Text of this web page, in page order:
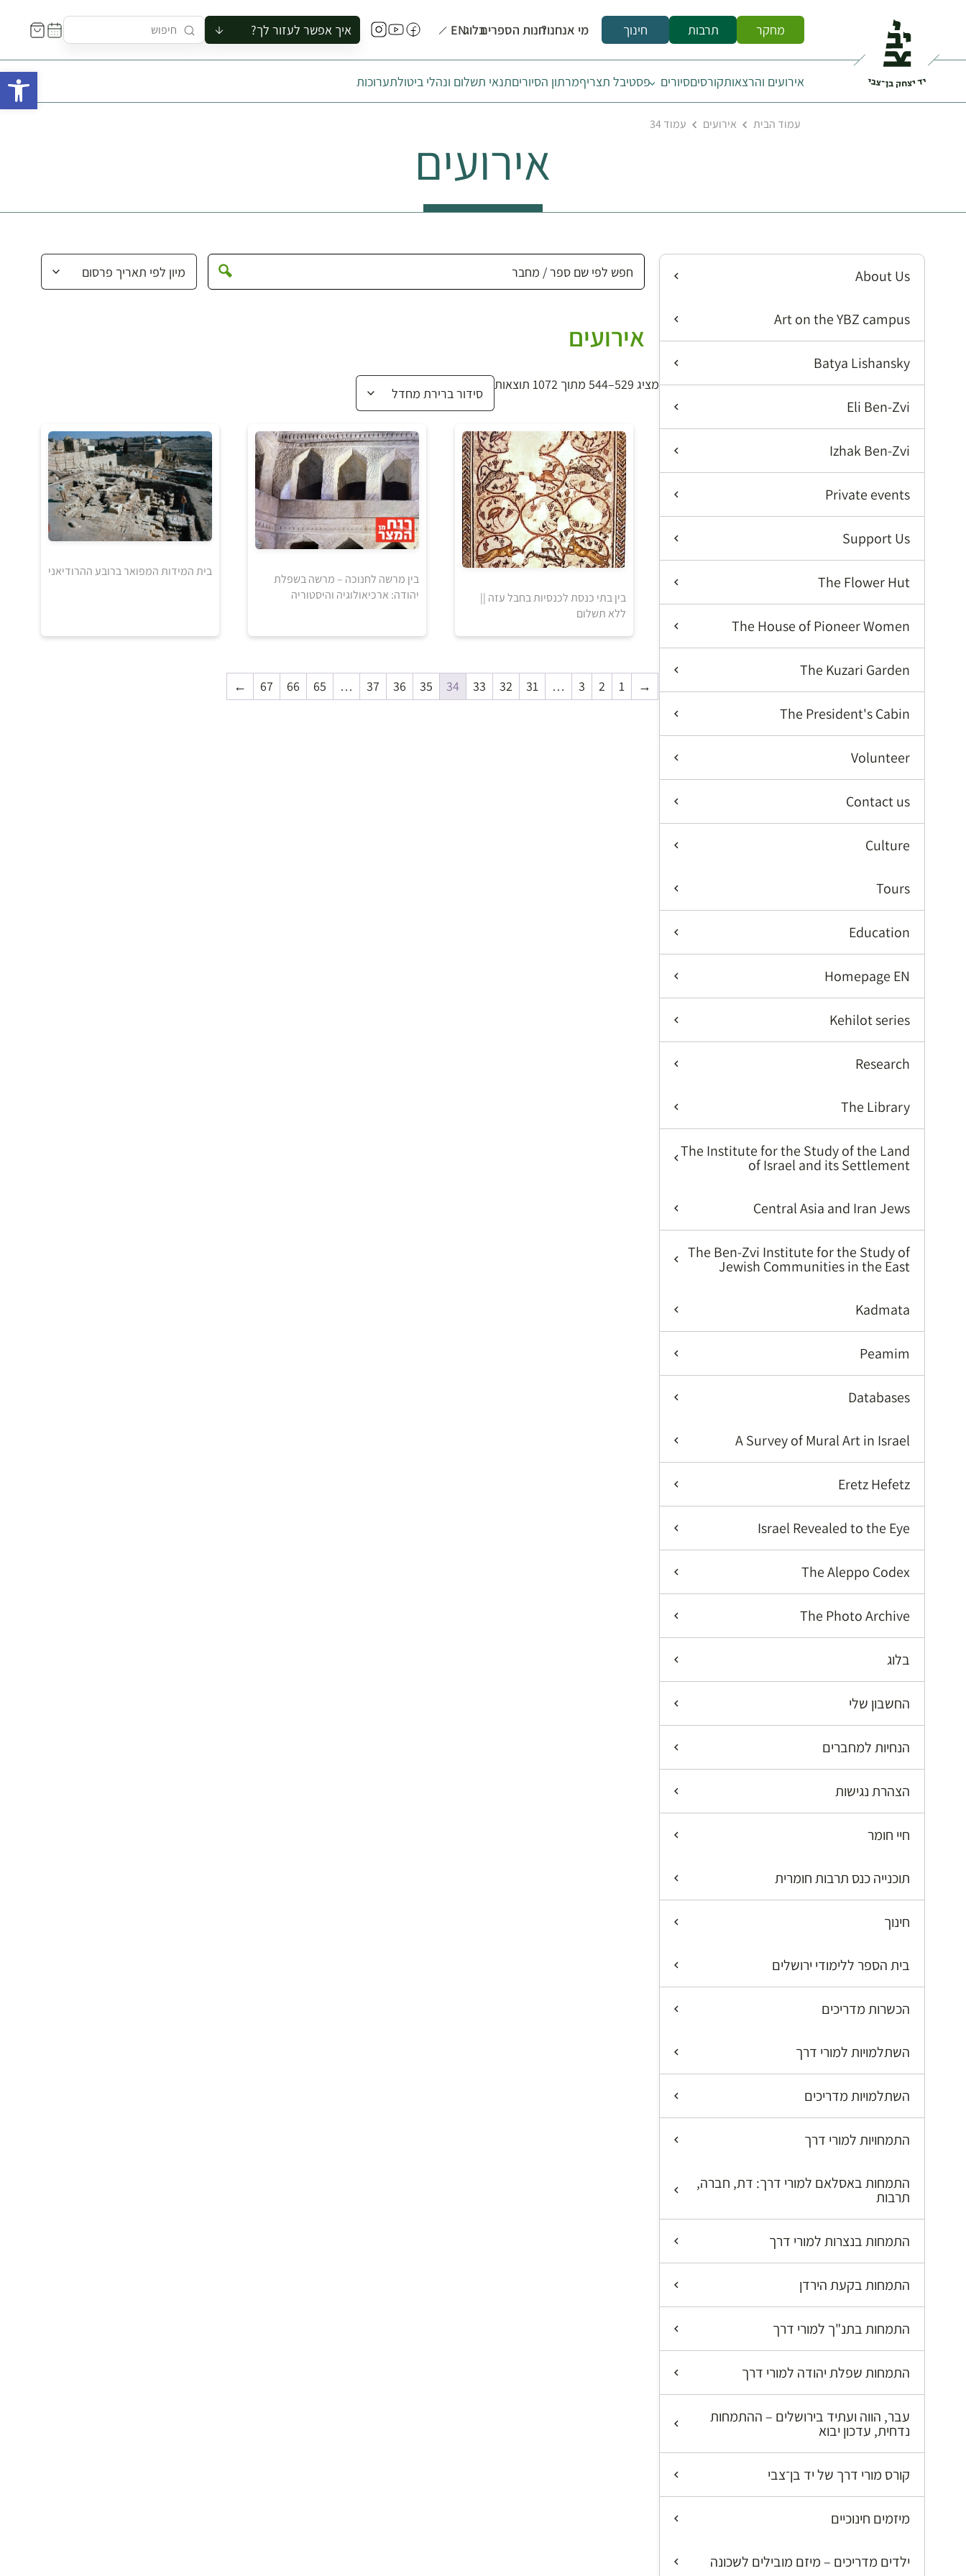
מחקר תרבות חינוך מי אנחנו?חנות הספריםבלוגEN איך אפשר לעזור לך?
להזמין סיור לקבוצה
להירשם לסיור
להירשם לקורס
אירועים והרצאותקורסיםסיורים פסטיבל תצריףמרתון הסיוריםתנאי תשלום ונהלי ביטולתערוכות
עמוד הבית אירועים עמוד 34
אירועים
About Us
Art on the YBZ campus
Batya Lishansky
Eli Ben-Zvi
Izhak Ben-Zvi
Private events
Support Us
The Flower Hut
The House of Pioneer Women
The Kuzari Garden
The President's Cabin
Volunteer
Contact us
Culture
Tours
Education
Homepage EN
Kehilot series
Research
The Library
The Institute for the Study of the Land
of Israel and its Settlement
Central Asia and Iran Jews
The Ben-Zvi Institute for the Study of
Jewish Communities in the East
Kadmata
Peamim
Databases
A Survey of Mural Art in Israel
Eretz Hefetz
Israel Revealed to the Eye
The Aleppo Codex
The Photo Archive
בלוג
החשבון שלי
הנחיות למחברים
הצהרת נגישות
חיי חומר
תוכנייה כנס תרבות חומרית
חינוך
בית הספר ללימודי ירושלים
הכשרות מדריכים
השתלמויות למורי דרך
השתלמויות מדריכים
התמחויות למורי דרך
התמחות באסלאם למורי דרך: דת, חברה,
תרבות
התמחות בנצרות למורי דרך
התמחות בקעת הירדן
התמחות בתנ"ך למורי דרך
התמחות שפלת יהודה למורי דרך
עבר, הווה ועתיד בירושלים – ההתמחות
נדחית, עדכון יבוא
קורס מורי דרך של יד בן־צבי
מיזמים חינוכיים
ילדים מדריכים – מיזם מובילים לשכונה
אירועים
מציג 529–544 מתוך 1072 תוצאות
5
בין בתי כנסת לכנסיות בחבל עזה ||
ללא תשלום
בין מרשה לחנוכה – מרשה בשפלת
יהודה: ארכיאולוגיה והיסטוריה
בית המידות המפואר ברובע ההרודיאני
→
1
2
3
…
31
32
33
34
35
36
37
…
65
66
67
←